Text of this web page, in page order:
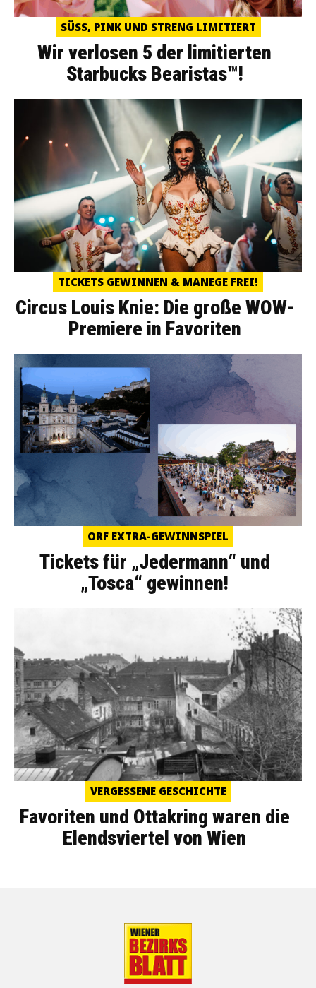
SÜSS, PINK UND STRENG LIMITIERT
Wir verlosen 5 der limitierten
Starbucks Bearistas™!
TICKETS GEWINNEN & MANEGE FREI!
Circus Louis Knie: Die große WOW-
Premiere in Favoriten
ORF EXTRA-GEWINNSPIEL
Tickets für „Jedermann“ und
„Tosca“ gewinnen!
VERGESSENE GESCHICHTE
Favoriten und Ottakring waren die
Elendsviertel von Wien